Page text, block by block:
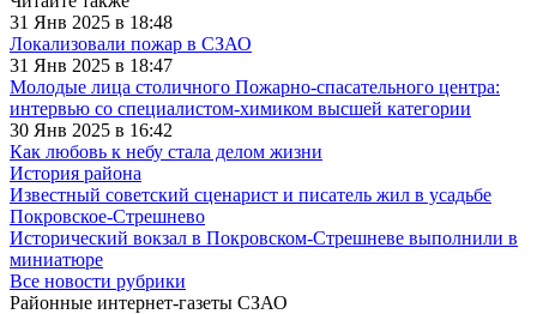
31 Янв 2025 в 18:48
Локализовали пожар в СЗАО
31 Янв 2025 в 18:47
Молодые лица столичного Пожарно-спасательного центра:
интервью со специалистом-химиком высшей категории
30 Янв 2025 в 16:42
Как любовь к небу стала делом жизни
История района
Известный советский сценарист и писатель жил в усадьбе
Покровское-Стрешнево
Исторический вокзал в Покровском-Стрешневе выполнили в
миниатюре
Все новости рубрики
Районные интернет-газеты СЗАО